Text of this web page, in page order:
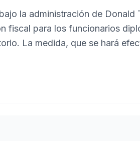
la administración de Donald
fiscal para los funcionarios
La medida, que se hará